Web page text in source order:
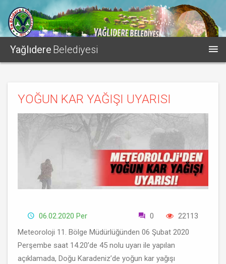
Yağlıdere Belediyesi
YOĞUN KAR YAĞIŞI UYARISI
06.02.2020 Per 0
22113
Meteoroloji 11. Bölge Müdürlüğünden 06 Şubat 2020
Perşembe saat 14.20’de 45 nolu uyarı ile yapılan
açıklamada, Doğu Karadeniz’de yoğun kar yağışı